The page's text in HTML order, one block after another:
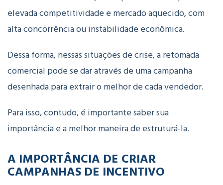
elevada competitividade e mercado aquecido, com
alta concorrência ou instabilidade econômica.
Dessa forma, nessas situações de crise, a retomada
comercial pode se dar através de uma campanha
desenhada para extrair o melhor de cada vendedor.
Para isso, contudo, é importante saber sua
importância e a melhor maneira de estruturá-la.
A IMPORTÂNCIA DE CRIAR
CAMPANHAS DE INCENTIVO